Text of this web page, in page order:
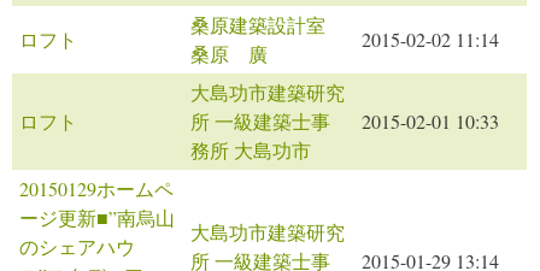
ロフト
桑原建築設計室
桑原 廣
2015-02-02 11:14
ロフト
大島功市建築研究
所 一級建築士事
務所 大島功市
2015-02-01 10:33
20150129ホームペ
ージ更新■”南烏山
のシェアハウ
大島功市建築研究
所 一級建築士事
2015-01-29 13:14